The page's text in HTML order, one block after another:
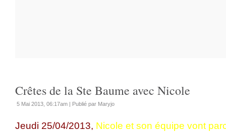
Crêtes de la Ste Baume avec Nicole
5 Mai 2013, 06:17am | Publié par Maryjo
Jeudi 25/04/2013, Nicole et son équipe vont